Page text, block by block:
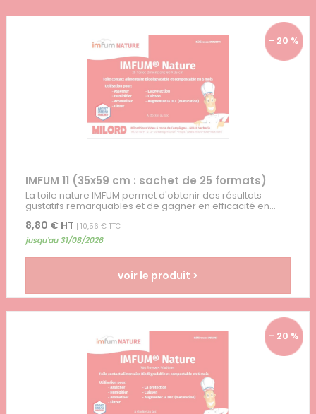
- 20 %
IMFUM 11 (35x59 cm : sachet de 25 formats)
La toile nature IMFUM permet d'obtenir des résultats
gustatifs remarquables et de gagner en efficacité en...
8,80 € HT | 10,56 € TTC
jusqu'au 31/08/2026
voir le produit >
- 20 %